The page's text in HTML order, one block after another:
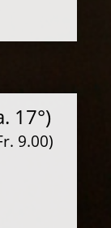
17°)
9.00)